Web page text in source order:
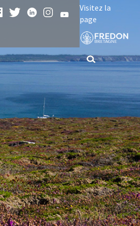
Visitez la
page